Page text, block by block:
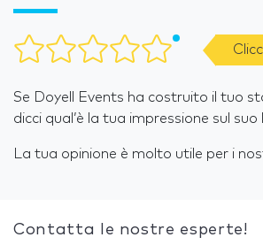
Se Doyell Events ha costruito il tuo
dicci qual’è la tua impressione sul suo
La tua opinione è molto utile per i
Contatta le nostre esperte!